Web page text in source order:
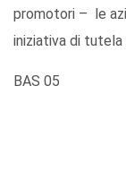
promotori – le
iniziativa di
BAS 05